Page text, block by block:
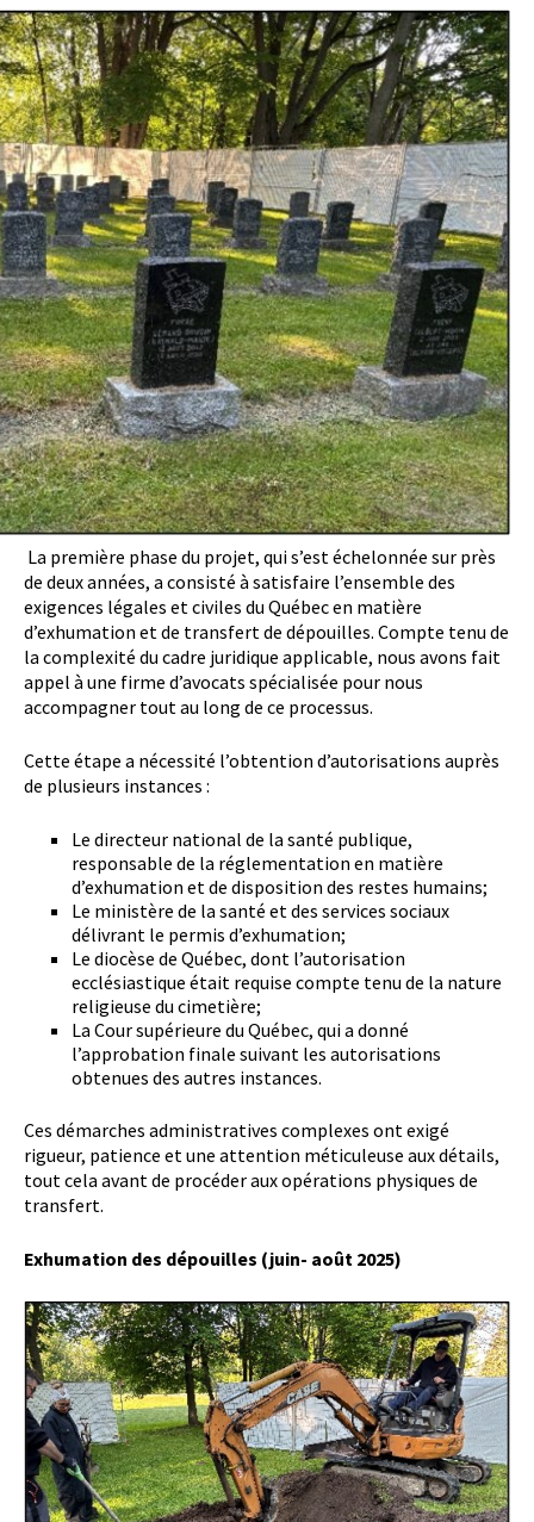
La première phase du projet, qui s’est échelonnée sur près
de deux années, a consisté à satisfaire l’ensemble des
exigences légales et civiles du Québec en matière
d’exhumation et de transfert de dépouilles. Compte tenu de
la complexité du cadre juridique applicable, nous avons fait
appel à une firme d’avocats spécialisée pour nous
accompagner tout au long de ce processus.
Cette étape a nécessité l’obtention d’autorisations auprès
de plusieurs instances :
Le directeur national de la santé publique,
responsable de la réglementation en matière
d’exhumation et de disposition des restes humains;
Le ministère de la santé et des services sociaux
délivrant le permis d’exhumation;
Le diocèse de Québec, dont l’autorisation
ecclésiastique était requise compte tenu de la nature
religieuse du cimetière;
La Cour supérieure du Québec, qui a donné
l’approbation finale suivant les autorisations
obtenues des autres instances.
Ces démarches administratives complexes ont exigé
rigueur, patience et une attention méticuleuse aux détails,
tout cela avant de procéder aux opérations physiques de
transfert.
Exhumation des dépouilles (juin- août 2025)